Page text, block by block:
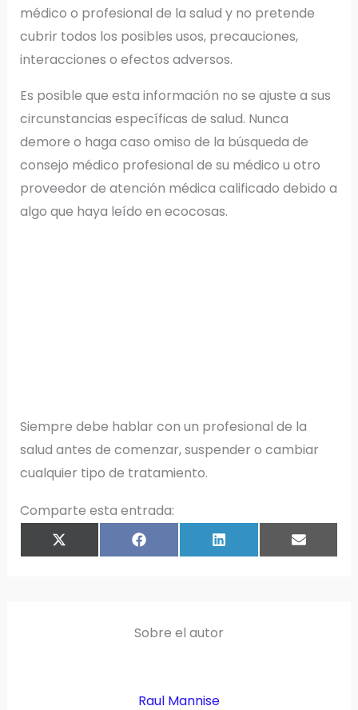
médico o profesional de la salud y no pretende
cubrir todos los posibles usos, precauciones,
interacciones o efectos adversos.
Es posible que esta información no se ajuste a sus
circunstancias específicas de salud. Nunca
demore o haga caso omiso de la búsqueda de
consejo médico profesional de su médico u otro
proveedor de atención médica calificado debido a
algo que haya leído en ecocosas.
Siempre debe hablar con un profesional de la
salud antes de comenzar, suspender o cambiar
cualquier tipo de tratamiento.
Comparte esta entrada:
COMPARTIR
X
T
COMPARTIR
F
C
COMPARTIR
L
N
E
A
Sobre el autor
Raul Mannise